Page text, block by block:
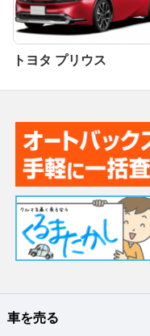
トヨタ プリウス
車を売る